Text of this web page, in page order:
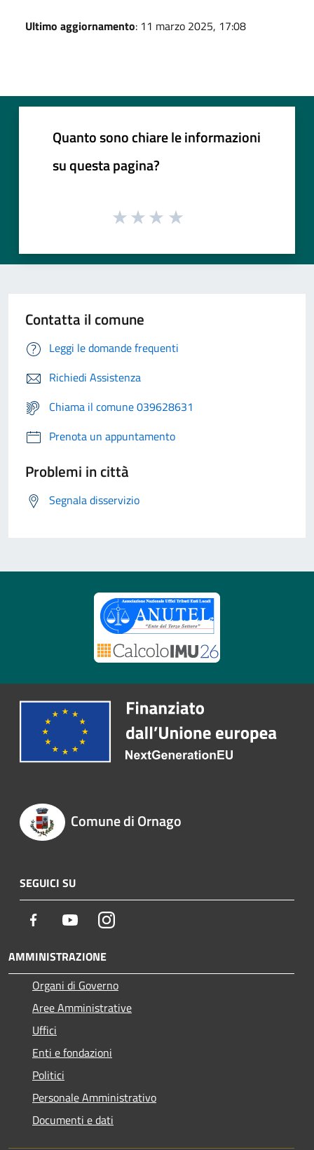
Ultimo aggiornamento: 11 marzo 2025, 17:08
Quanto sono chiare le informazioni
su questa pagina?
Contatta il comune
Leggi le domande frequenti
Richiedi Assistenza
Chiama il comune 039628631
Prenota un appuntamento
Problemi in città
Segnala disservizio
Comune di Ornago
SEGUICI SU
Facebook YoutubeInstagram
AMMINISTRAZIONE
Organi di Governo
Aree Amministrative
Uffici
Enti e fondazioni
Politici
Personale Amministrativo
Documenti e dati